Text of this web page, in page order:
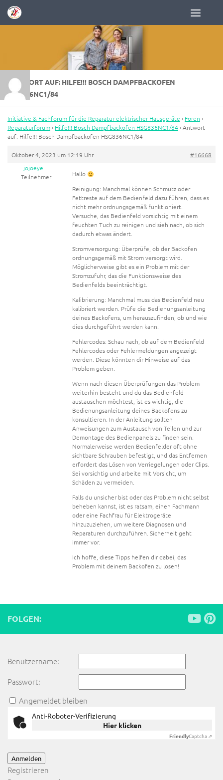
Zum Inhalt springen
ANTWORT AUF: HILFE!!! BOSCH DAMPFBACKOFEN
HSG836NC1/84
Initiative & Fachforum für die Reparatur elektrischer Hausgeräte › Foren ›
Reparaturforum› Hilfe!!! Bosch Dampfbackofen HSG836NC1/84›Antwort
auf: Hilfe!!! Bosch Dampfbackofen HSG836NC1/84
Oktober 4, 2023 um 12:19 Uhr
#16668
jojoeye
Teilnehmer
Hallo
Reinigung: Manchmal können Schmutz oder
Fettreste auf dem Bedienfeld dazu führen, dass es
nicht mehr ordnungsgemäß funktioniert.
Versuche, das Bedienfeld vorsichtig mit einem
feuchten Tuch zu reinigen und sieh nach, ob sich
dadurch etwas ändert.
Stromversorgung: Überprüfe, ob der Backofen
ordnungsgemäß mit Strom versorgt wird.
Möglicherweise gibt es ein Problem mit der
Stromzufuhr, das die Funktionsweise des
Bedienfelds beeinträchtigt.
Kalibrierung: Manchmal muss das Bedienfeld neu
kalibriert werden. Prüfe die Bedienungsanleitung
deines Backofens, um herauszufinden, ob und wie
dies durchgeführt werden kann.
Fehlercodes: Schau nach, ob auf dem Bedienfeld
Fehlercodes oder Fehlermeldungen angezeigt
werden. Diese könnten dir Hinweise auf das
Problem geben.
Wenn nach diesen Überprüfungen das Problem
weiterhin besteht und du das Bedienfeld
austauschen möchtest, ist es wichtig, die
Bedienungsanleitung deines Backofens zu
konsultieren. In der Anleitung sollten
Anweisungen zum Austausch von Teilen und zur
Demontage des Bedienpanels zu finden sein.
Normalerweise werden Bedienfelder oft ohne
sichtbare Schrauben befestigt, und das Entfernen
erfordert das Lösen von Verriegelungen oder Clips.
Sei vorsichtig und arbeite mit Vorsicht, um
Schäden zu vermeiden.
Falls du unsicher bist oder das Problem nicht selbst
beheben kannst, ist es ratsam, einen Fachmann
oder eine Fachfrau für Elektrogeräte
hinzuzuziehen, um weitere Diagnosen und
Reparaturen durchzuführen. Sicherheit geht
immer vor.
Ich hoffe, diese Tipps helfen dir dabei, das
Problem mit deinem Backofen zu lösen!
FOLGEN:
Benutzername:
Passwort:
Angemeldet bleiben
Anti-Roboter-Verifizierung
Hier klicken
FriendlyCaptcha ⇗
Anmelden
Registrieren